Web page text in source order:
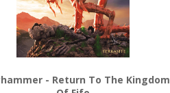
- Return To The Kingdom